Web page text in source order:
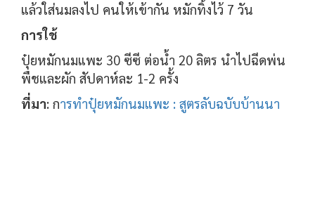
แล้วใส่นมลงไป คนให้เข้ากัน หมักทิ้งไว้ 7 วัน
การใช้
ปุ๋ยหมักนมแพะ 30 ซีซี ต่อน้ำ 20 ลิตร นำไปฉีดพ่น
พืชและผัก สัปดาห์ละ 1-2 ครั้ง
ที่มา: การทำปุ๋ยหมักนมแพะ : สูตรลับฉบับบ้านนา